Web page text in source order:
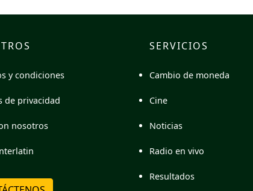
y condiciones
de privacidad
nosotros
SERVICIOS
Cambio de moneda
Cine
Noticias
Radio en vivo
Resultados